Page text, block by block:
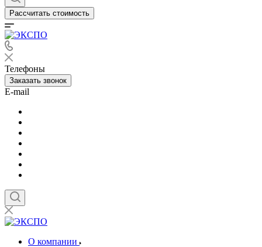
Рассчитать стоимость
Телефоны
Заказать звонок
E-mail
О компании